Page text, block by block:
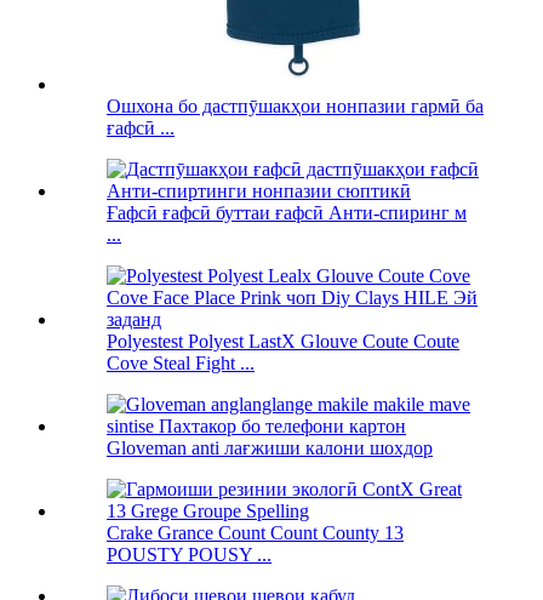
Ошхона бо дастпӯшакҳои нонпазии гармӣ ба
ғафсӣ ...
Ғафсӣ ғафсӣ буттаи ғафсӣ Анти-спиринг м
...
Polyestest Polyest LastX Glouve Coute Coute
Cove Steal Fight ...
Gloveman anti лағжиши калони шохдор
Crake Grance Count Count County 13
POUSTY POUSY ...